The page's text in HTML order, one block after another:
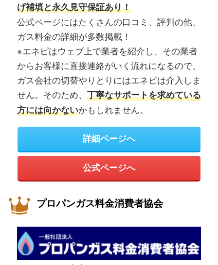
げ補填と永久見守保証あり！
公式ページにはたくさんの口コミ、評判の他、
ガス料金の詳細が多数掲載！
※エネピはウェブ上で業者を紹介し、その業者
からお客様に直接連絡がいく流れになるので、
ガス会社の切替やりとりにはエネピは介入しま
せん。そのため、 丁寧なサポートを求めている
方には向かないかもしれません。
詳細ページへ
公式ページへ
プロパンガス料金消費者協会